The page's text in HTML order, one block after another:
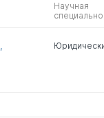
Научная